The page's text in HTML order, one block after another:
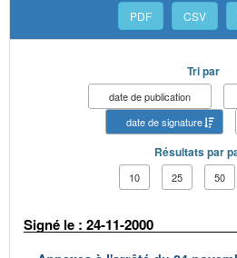
PDF CSV
Tri par
date de publication
date de signature
Résultats par
10 25 50
Signé le : 24-11-2000